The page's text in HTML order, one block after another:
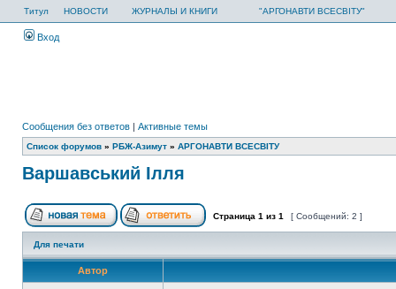
Титул НОВОСТИ ЖУРНАЛЫ И КНИГИ "АРГОНАВТИ ВСЕСВІТУ"
Вход
Сообщения без ответов | Активные темы
Список форумов » РБЖ-Азимут » АРГОНАВТИ ВСЕСВIТУ
Варшавський Ілля
Страница 1 из 1 [ Сообщений: 2 ]
Для печати
Автор